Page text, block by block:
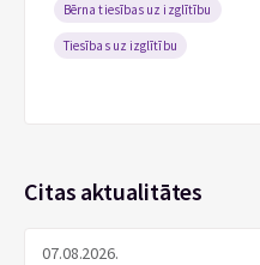
Bērna tiesības uz izglītību
Tiesības uz izglītību
Citas aktualitātes
07.08.2026.